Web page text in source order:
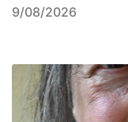
9/08/2026